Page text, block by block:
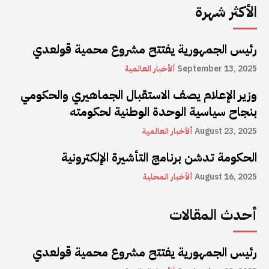
الأكثر شهرة
رئيس الجمهورية يفتتح مشروع محمية قولعدي
ألأخبار العالمية September 13, 2025
وزير الإعلام يصف الاستقبال الجماهيري والحكومي
بنجاح سياسية الوحدة الوطنية لحكومته
ألأخبار العالميةAugust 23, 2025
الحكومة تدشن برنامج التأشيرة الإلكترونية
ألأخبار المحليةAugust 16, 2025
أحدث المقالات
رئيس الجمهورية يفتتح مشروع محمية قولعدي